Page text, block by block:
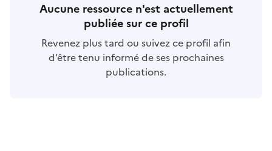
Aucune ressource n'est actuellement
publiée sur ce profil
Revenez plus tard ou suivez ce profil afin
d’être tenu informé de ses prochaines
publications.